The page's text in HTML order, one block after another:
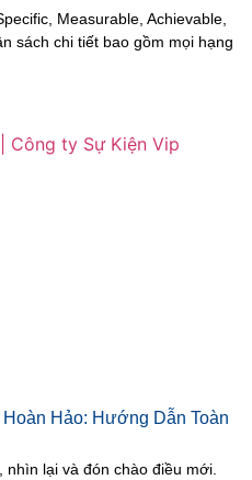
Measurable, Achievable,
sách chi tiết bao gồm mọi hạng
Hảo: Hướng Dẫn Toàn
nhìn lại và đón chào điều mới.